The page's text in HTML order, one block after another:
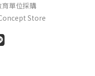
單位採購
Store